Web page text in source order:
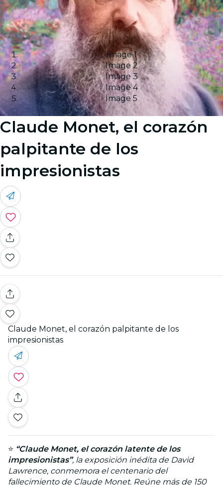
Image 1
Image 2
Image 3
Image 4
Image 5
Claude Monet, el corazón
palpitante de los
impresionistas
Claude Monet, el corazón palpitante de los
impresionistas
⭐ “Claude Monet, el corazón latente de los
impresionistas”, la exposición inédita de David
Lawrence, conmemora el centenario del
fallecimiento de Claude Monet. Reúne más de 150